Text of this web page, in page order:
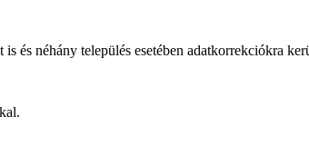
és néhány település esetében adatkorrekciókra